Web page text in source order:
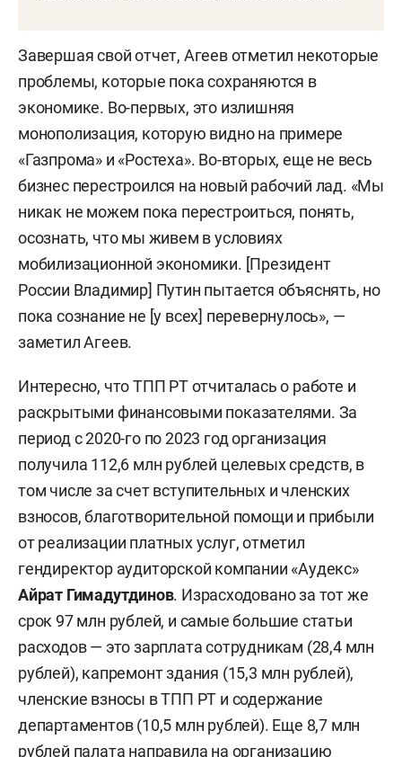
Завершая свой отчет, Агеев отметил некоторые
проблемы, которые пока сохраняются в
экономике. Во-первых, это излишняя
монополизация, которую видно на примере
«Газпрома» и «Ростеха». Во-вторых, еще не весь
бизнес перестроился на новый рабочий лад. «Мы
никак не можем пока перестроиться, понять,
осознать, что мы живем в условиях
мобилизационной экономики. [Президент
России Владимир] Путин пытается объяснять, но
пока сознание не [у всех] перевернулось», —
заметил Агеев.
Интересно, что ТПП РТ отчиталась о работе и
раскрытыми финансовыми показателями. За
период с 2020-го по 2023 год организация
получила 112,6 млн рублей целевых средств, в
том числе за счет вступительных и членских
взносов, благотворительной помощи и прибыли
от реализации платных услуг, отметил
гендиректор аудиторской компании «Аудекс»
Айрат Гимадутдинов. Израсходовано за тот же
срок 97 млн рублей, и самые большие статьи
расходов — это зарплата сотрудникам (28,4 млн
рублей), капремонт здания (15,3 млн рублей),
членские взносы в ТПП РТ и содержание
департаментов (10,5 млн рублей). Еще 8,7 млн
рублей палата направила на организацию